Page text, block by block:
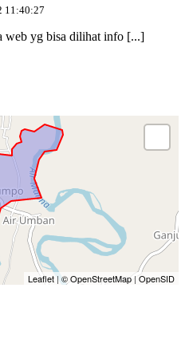
web yg bisa dilihat info [...]
padang mumpo dalam upaya
Leaflet | © OpenStreetMap | OpenSID